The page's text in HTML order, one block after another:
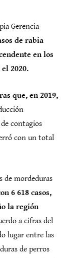
Gerencia
de rabia
en los
2020.
que, en 2019,
contagios
con un total
de mordeduras
6 618 casos,
la región
a cifras del
lugar entre las
de perros